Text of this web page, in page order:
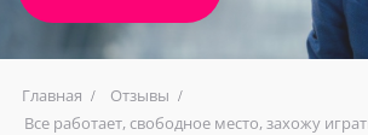
Главная
Отзывы
Все работает, свободное место, захожу